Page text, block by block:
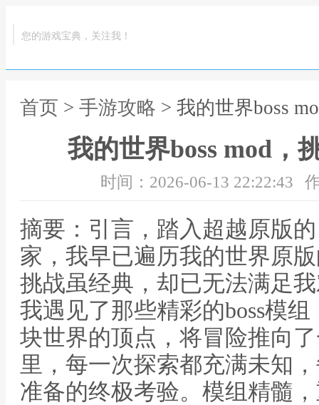
您的游戏宝典，关注我！
首页 > 手游攻略 > 我的世界boss
我的世界boss mod，
时间：2026-06-13 22:22:43
摘要：引言，踏入超越原版
家，我早已遍历我的世界原
挑战虽经典，却已无法满足
我遇见了那些精彩的boss模
块世界的顶点，将冒险推向
里，每一次探索都充满未知
准备的终极考验。模组精髓